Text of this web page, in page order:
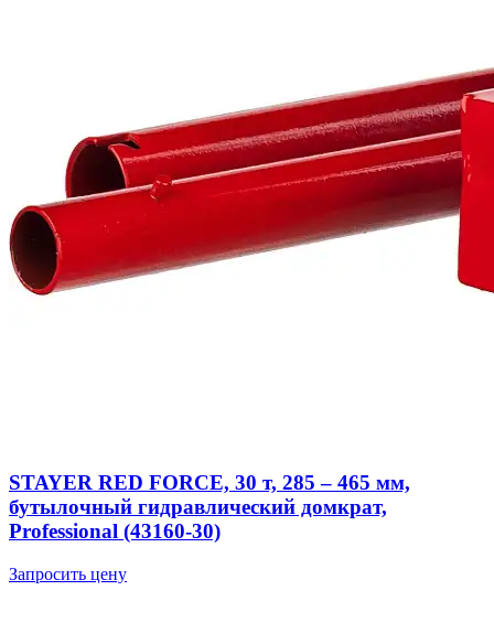
STAYER RED FORCE, 30 т, 285 – 465 мм,
бутылочный гидравлический домкрат,
Professional (43160-30)
Запросить цену